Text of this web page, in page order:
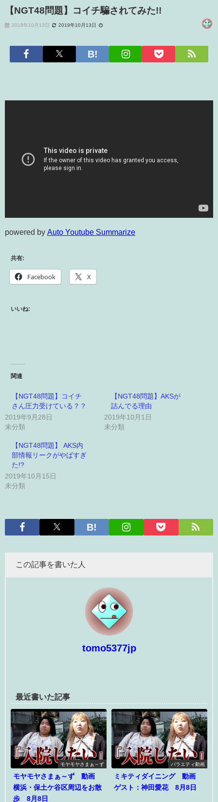
【NGT48問題】コイチ騙されてみた!!
2019年10月13日 2019年10月13日
powered by Auto Youtube Summarize
共有:
Facebook X
いいね:
関連
【NGT48問題】コイチ
さん圧力受けている？？
2019年9月28日
未分類
【NGT48問題】AKSが
詰んでる理由
2019年10月1日
未分類
【NGT48問題】 AKS内
部情報リークがやばすぎ
た!?
2019年10月15日
未分類
この記事を書いた人
tomo5377jp
最近書いた記事
モヤモヤさまぁ～ず
モヤモヤさまぁ～ず 動画
横浜・保土ケ谷区周辺をお散
歩 8月8日
バラエティ動画
ミキティダイニング 動画
ゲスト：神田愛花 8月8日